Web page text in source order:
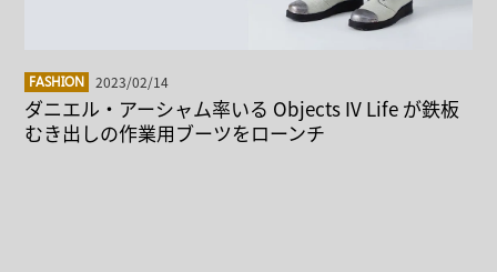
FASHION 2023/02/14
ダニエル・アーシャム率いる Objects IV Life が鉄板
むき出しの作業用ブーツをローンチ